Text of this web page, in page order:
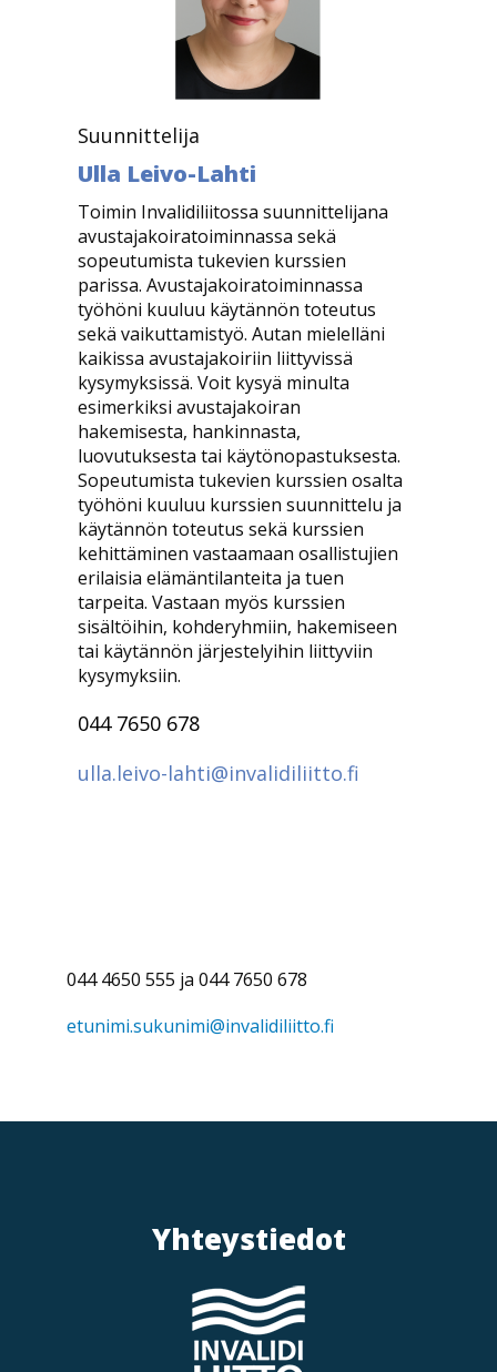
Suunnittelija
Ulla Leivo-Lahti
Toimin Invalidiliitossa suunnittelijana
avustajakoiratoiminnassa sekä
sopeutumista tukevien kurssien
parissa. Avustajakoiratoiminnassa
työhöni kuuluu käytännön toteutus
sekä vaikuttamistyö. Autan mielelläni
kaikissa avustajakoiriin liittyvissä
kysymyksissä. Voit kysyä minulta
esimerkiksi avustajakoiran
hakemisesta, hankinnasta,
luovutuksesta tai käytönopastuksesta.
Sopeutumista tukevien kurssien osalta
työhöni kuuluu kurssien suunnittelu ja
käytännön toteutus sekä kurssien
kehittäminen vastaamaan osallistujien
erilaisia elämäntilanteita ja tuen
tarpeita. Vastaan myös kurssien
sisältöihin, kohderyhmiin, hakemiseen
tai käytännön järjestelyihin liittyviin
kysymyksiin.
044 7650 678
ulla.leivo-lahti@invalidiliitto.fi
044 4650 555 ja 044 7650 678
etunimi.sukunimi@invalidiliitto.fi
Yhteystiedot